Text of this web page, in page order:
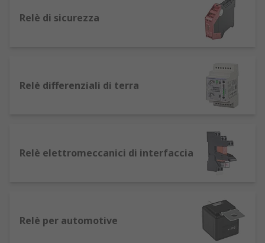
Tipi di relè elettromagnetici e applicazioni
Esistono diversi tipi di relè, idonei a molteplici
Relè bistabili: utilizzati in applicazioni come
porte automatiche, cancelli e sistemi
l'alimentazione li rende ideali per situazioni
in cui è richiesto un funzionamento
Relè ad alta frequenza e RF
: essenziali per
Relè di sicurezza
Relè differenziali di terra
Relè elettromeccanici di interfaccia
Relè per automotive